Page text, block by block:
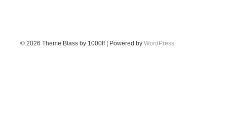
© 2026 Theme Blass by 1000ff | Powered by WordPress